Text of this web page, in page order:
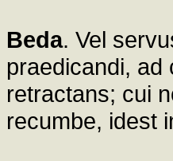
Beda. Vel
praedicandi,
retractans; cui
recumbe, idest